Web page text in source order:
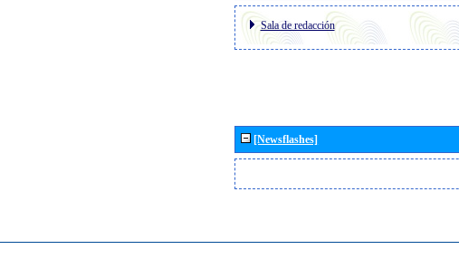
Sala de redacción
[Newsflashes]